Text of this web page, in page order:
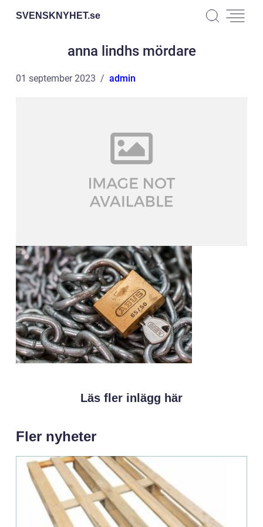
SVENSKNYHET.se
anna lindhs mördare
01 september 2023 admin
Läs fler inlägg här
Fler nyheter